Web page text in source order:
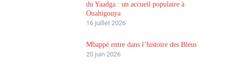
du Yaadga : un accueil populaire à
Ouahigouya
16 juillet 2026
Mbappé entre dans l’histoire des Bleus
20 juin 2026